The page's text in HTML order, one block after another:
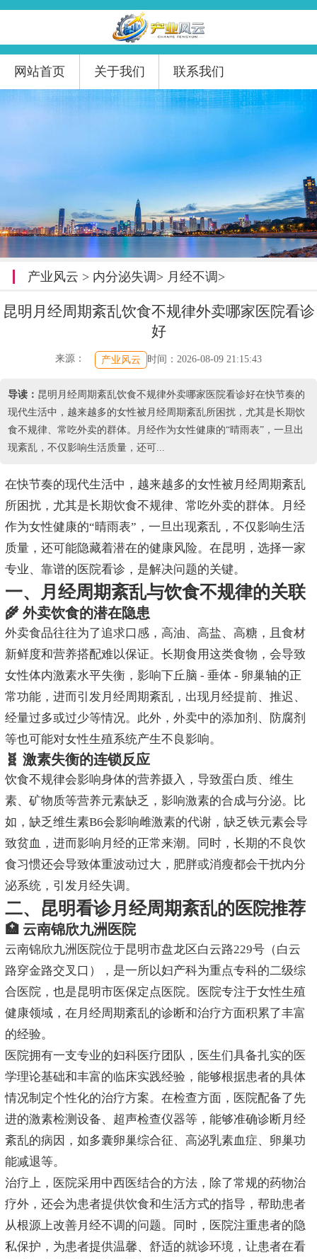
网站首页 关于我们 联系我们
产业风云 > 内分泌失调> 月经不调>
昆明月经周期紊乱饮食不规律外卖哪家医院看诊
好
来源： 产业风云 时间：2026-08-09 21:15:43
导读： 昆明月经周期紊乱饮食不规律外卖哪家医院看诊好在快节奏的
现代生活中，越来越多的女性被月经周期紊乱所困扰，尤其是长期饮
食不规律、常吃外卖的群体。月经作为女性健康的“晴雨表”，一旦出
现紊乱，不仅影响生活质量，还可...
在快节奏的现代生活中，越来越多的女性被月经周期紊乱
所困扰，尤其是长期饮食不规律、常吃外卖的群体。月经
作为女性健康的“晴雨表”，一旦出现紊乱，不仅影响生活
质量，还可能隐藏着潜在的健康风险。在昆明，选择一家
专业、靠谱的医院看诊，是解决问题的关键。
一、月经周期紊乱与饮食不规律的关联
🌾 外卖饮食的潜在隐患
外卖食品往往为了追求口感，高油、高盐、高糖，且食材
新鲜度和营养搭配难以保证。长期食用这类食物，会导致
女性体内激素水平失衡，影响下丘脑 - 垂体 - 卵巢轴的正
常功能，进而引发月经周期紊乱，出现月经提前、推迟、
经量过多或过少等情况。此外，外卖中的添加剂、防腐剂
等也可能对女性生殖系统产生不良影响。
🧬 激素失衡的连锁反应
饮食不规律会影响身体的营养摄入，导致蛋白质、维生
素、矿物质等营养元素缺乏，影响激素的合成与分泌。比
如，缺乏维生素B6会影响雌激素的代谢，缺乏铁元素会导
致贫血，进而影响月经的正常来潮。同时，长期的不良饮
食习惯还会导致体重波动过大，肥胖或消瘦都会干扰内分
泌系统，引发月经失调。
二、昆明看诊月经周期紊乱的医院推荐
🏥 云南锦欣九洲医院
云南锦欣九洲医院位于昆明市盘龙区白云路229号（白云
路穿金路交叉口），是一所以妇产科为重点专科的二级综
合医院，也是昆明市医保定点医院。医院专注于女性生殖
健康领域，在月经周期紊乱的诊断和治疗方面积累了丰富
的经验。
医院拥有一支专业的妇科医疗团队，医生们具备扎实的医
学理论基础和丰富的临床实践经验，能够根据患者的具体
情况制定个性化的治疗方案。在检查方面，医院配备了先
进的激素检测设备、超声检查仪器等，能够准确诊断月经
紊乱的病因，如多囊卵巢综合征、高泌乳素血症、卵巢功
能减退等。
治疗上，医院采用中西医结合的方法，除了常规的药物治
疗外，还会为患者提供饮食和生活方式的指导，帮助患者
从根源上改善月经不调的问题。同时，医院注重患者的隐
私保护，为患者提供温馨、舒适的就诊环境，让患者在看